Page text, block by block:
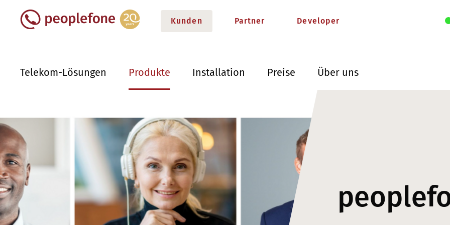
Kunden Partner Developer
Telekom-Lösungen Produkte Installation Preise Über uns